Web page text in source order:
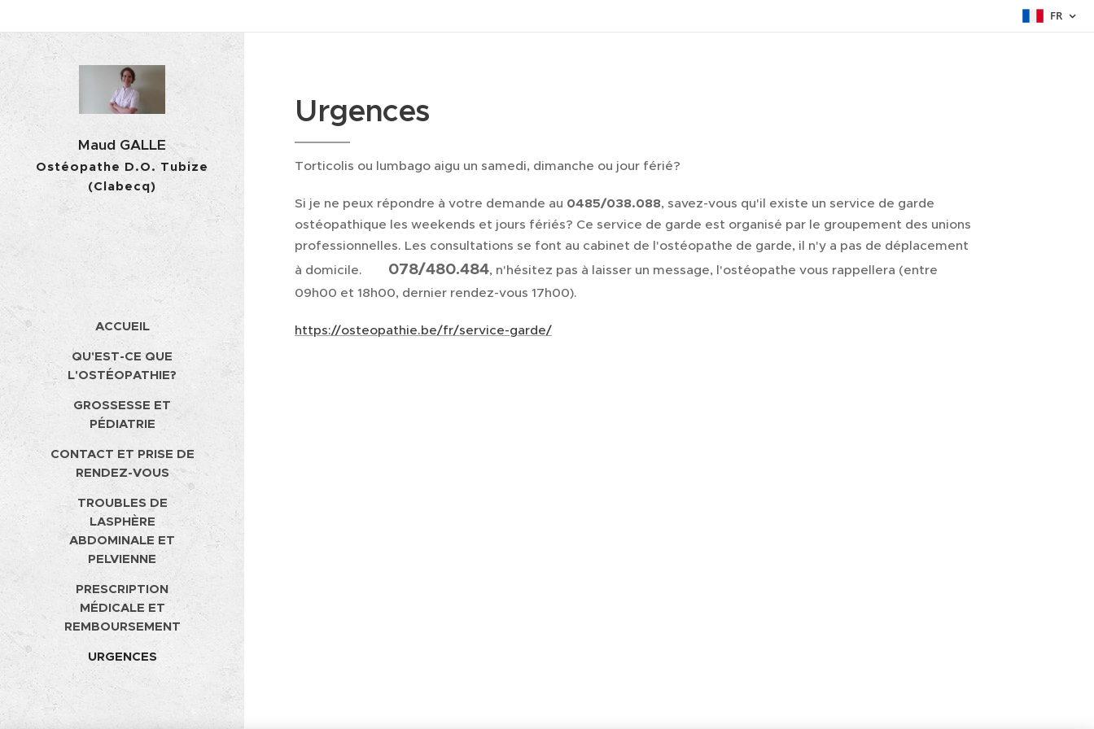
FR
Maud GALLE
Ostéopathe D.O. Tubize
(Clabecq)
ACCUEIL
QU'EST-CE QUE
L'OSTÉOPATHIE?
GROSSESSE ET
PÉDIATRIE
CONTACT ET PRISE DE
RENDEZ-VOUS
TROUBLES DE
LASPHÈRE
ABDOMINALE ET
PELVIENNE
PRESCRIPTION
MÉDICALE ET
REMBOURSEMENT
URGENCES
Urgences
Torticolis ou lumbago aigu un samedi, dimanche ou jour férié?
Si je ne peux répondre à votre demande au 0485/038.088, savez-vous qu'il existe un service de garde
ostéopathique les weekends et jours fériés? Ce service de garde est organisé par le groupement des unions
professionnelles. Les consultations se font au cabinet de l'ostéopathe de garde, il n'y a pas de déplacement
à domicile. ☎ 078/480.484, n'hésitez pas à laisser un message, l'ostéopathe vous rappellera (entre
09h00 et 18h00, dernier rendez-vous 17h00).
https://osteopathie.be/fr/service-garde/